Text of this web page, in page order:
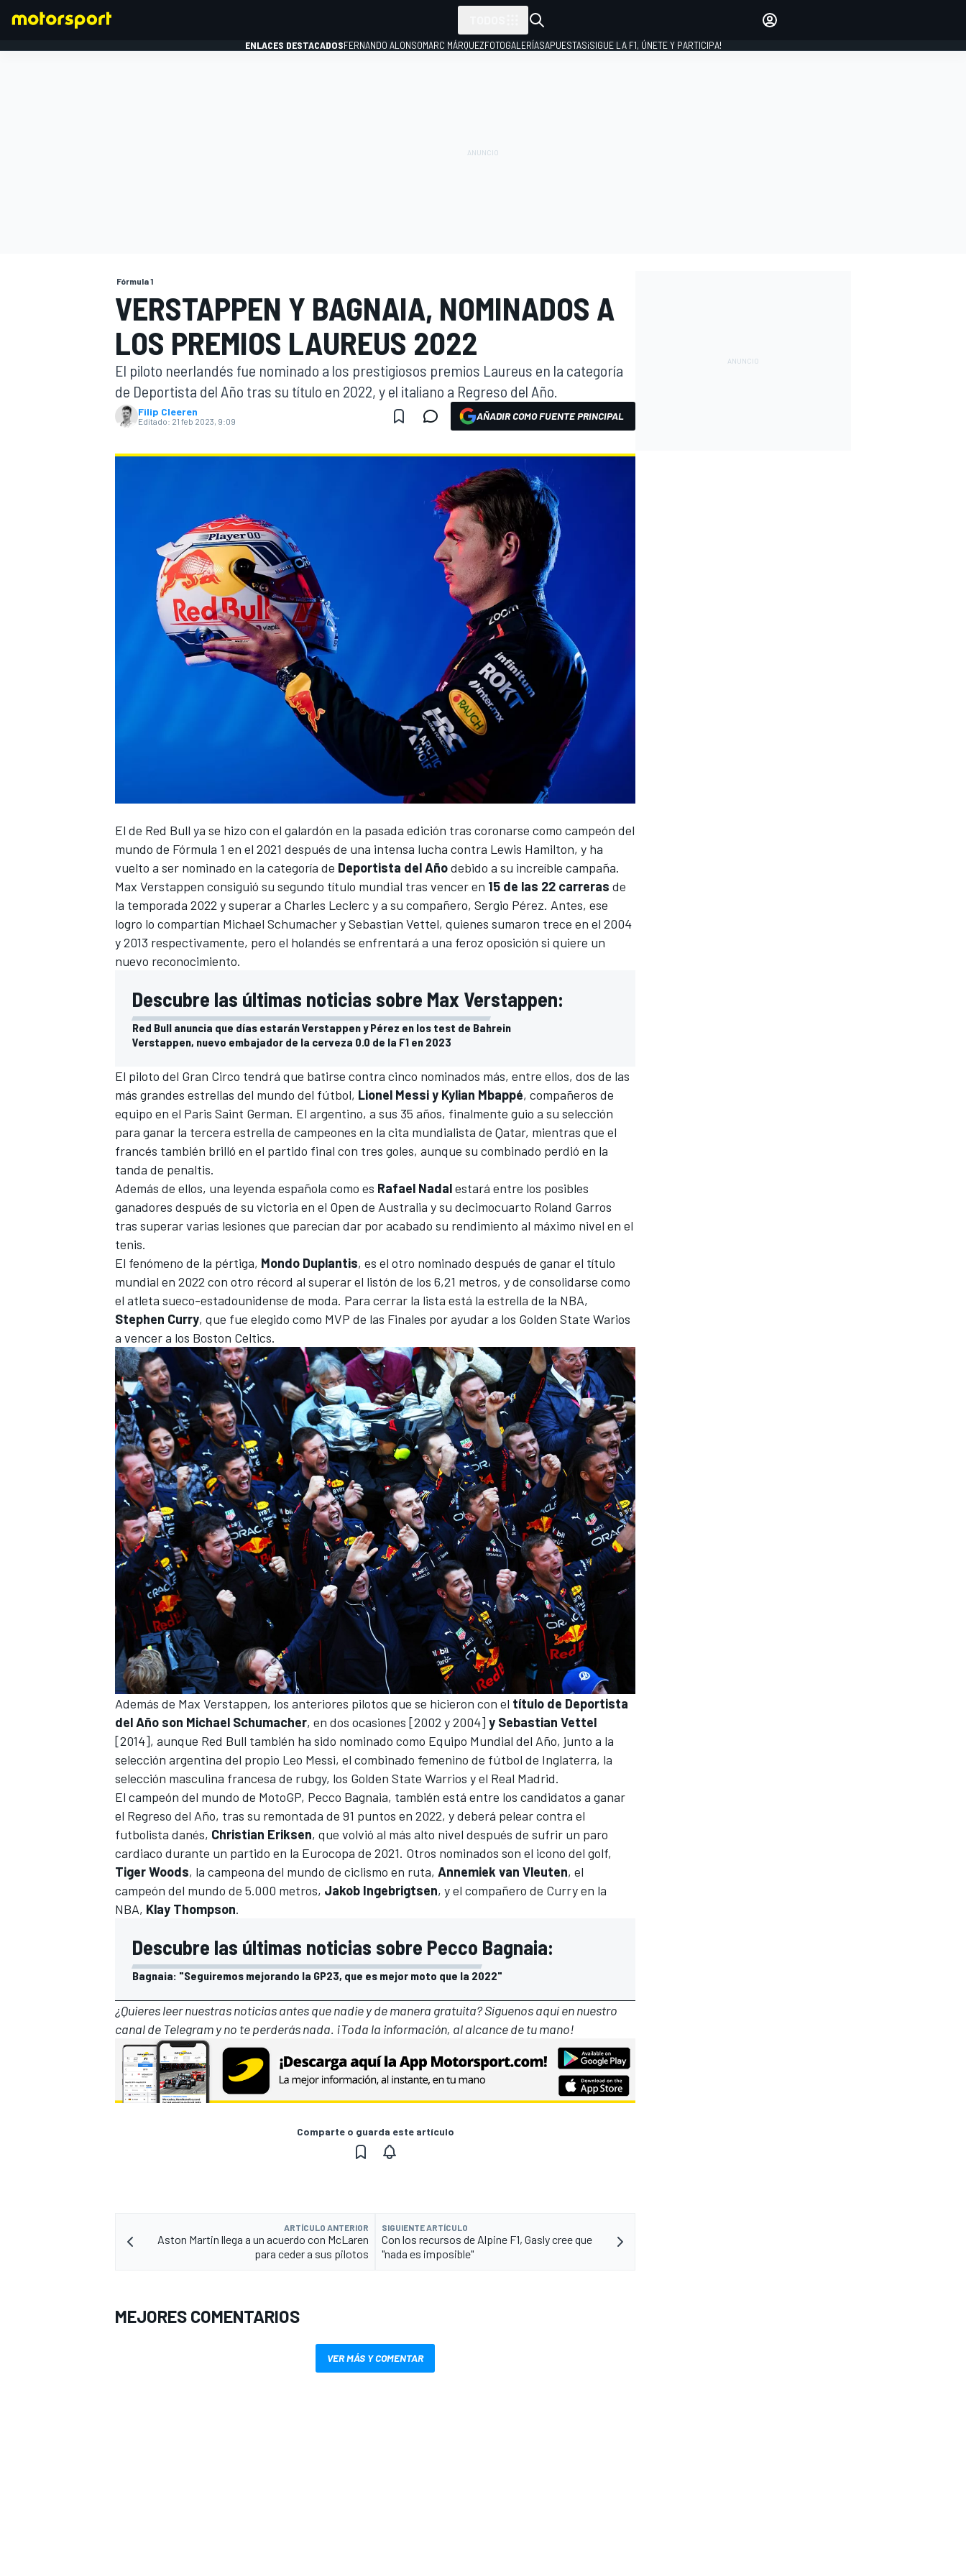
FÓRMULA E
MÁS CATEGORÍAS
ENLACES DESTACADOSFERNANDO ALONSOMARC MÁRQUEZFOTOGALERÍASAPUESTAS¡SIGUE LA F1, ÚNETE Y PARTICIPA!
Fórmula 1
VERSTAPPEN Y BAGNAIA, NOMINADOS A
LOS PREMIOS LAUREUS 2022
El piloto neerlandés fue nominado a los prestigiosos premios Laureus en la categoría
de Deportista del Año tras su título en 2022, y el italiano a Regreso del Año.
Filip Cleeren
Editado: 21 feb 2023, 9:09 AÑADIR COMO FUENTE PRINCIPAL
El de Red Bull ya se hizo con el galardón en la pasada edición tras coronarse como campeón del
mundo de Fórmula 1 en el 2021 después de una intensa lucha contra Lewis Hamilton, y ha
vuelto a ser nominado en la categoría de Deportista del Añodebido a su increíble campaña.
Max Verstappen consiguió su segundo título mundial tras vencer en 15 de las 22 carreras de
la temporada 2022 y superar a Charles Leclerc y a su compañero, Sergio Pérez. Antes, ese
logro lo compartían Michael SchumacherySebastian Vettel, quienes sumaron trece en el 2004
y 2013 respectivamente, pero el holandés se enfrentará a una feroz oposición si quiere un
nuevo reconocimiento.
Descubre las últimas noticias sobre Max Verstappen:
Red Bull anuncia que días estarán Verstappen y Pérez en los test de Bahrein
Verstappen, nuevo embajador de la cerveza 0.0 de la F1 en 2023
El piloto del Gran Circo tendrá que batirse contra cinco nominados más, entre ellos, dos de las
más grandes estrellas del mundo del fútbol, Lionel Messi y Kylian Mbappé, compañeros de
equipo en el Paris Saint German. El argentino, a sus 35 años, finalmente guio a su selección
para ganar la tercera estrella de campeones en la cita mundialista de Qatar, mientras que el
francés también brilló en el partido final con tres goles, aunque su combinado perdió en la
tanda de penaltis.
Además de ellos, una leyenda española como es Rafael Nadalestará entre los posibles
ganadores después de su victoria en el Open de Australia y su decimocuarto Roland Garros
tras superar varias lesiones que parecían dar por acabado su rendimiento al máximo nivel en el
tenis.
El fenómeno de la pértiga, Mondo Duplantis, es el otro nominado después de ganar el título
mundial en 2022 con otro récord al superar el listón de los 6,21 metros, y de consolidarse como
el atleta sueco-estadounidense de moda. Para cerrar la lista está la estrella de la NBA,
Stephen Curry, que fue elegido como MVP de las Finales por ayudar a los Golden State Warios
a vencer a los Boston Celtics.
Además de Max Verstappen, los anteriores pilotos que se hicieron con el título de Deportista
del Año son Michael Schumacher, en dos ocasiones [2002 y 2004] y Sebastian Vettel
[2014], aunque Red Bull también ha sido nominado como Equipo Mundial del Año, junto a la
selección argentina del propio Leo Messi, el combinado femenino de fútbol de Inglaterra, la
selección masculina francesa de rubgy, los Golden State Warrios y el Real Madrid.
El campeón del mundo de MotoGP, Pecco Bagnaia, también está entre los candidatos a ganar
el Regreso del Año, tras su remontada de 91 puntos en 2022, y deberá pelear contra el
futbolista danés, Christian Eriksen, que volvió al más alto nivel después de sufrir un paro
cardiaco durante un partido en la Eurocopa de 2021. Otros nominados son el icono del golf,
Tiger Woods, la campeona del mundo de ciclismo en ruta, Annemiek van Vleuten, el
campeón del mundo de 5.000 metros, Jakob Ingebrigtsen, y el compañero de Curry en la
NBA, Klay Thompson.
Descubre las últimas noticias sobre Pecco Bagnaia:
Bagnaia: "Seguiremos mejorando la GP23, que es mejor moto que la 2022"
¿Quieres leer nuestras noticias antes que nadie y de manera gratuita? Síguenosaquí en nuestro
canal de Telegramy no te perderás nada. ¡Toda la información, al alcance de tu mano!
Comparte o guarda este artículo
ARTÍCULO ANTERIOR
Aston Martin llega a un acuerdo con McLaren
para ceder a sus pilotos
SIGUIENTE ARTÍCULO
Con los recursos de Alpine F1, Gasly cree que
"nada es imposible"
MEJORES COMENTARIOS
VER MÁS Y COMENTAR